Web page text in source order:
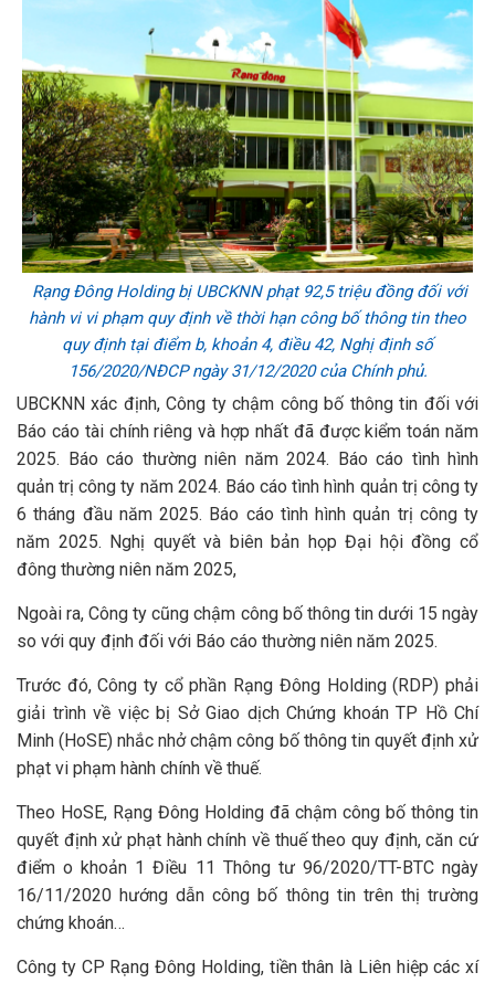
Rạng Đông Holding bị UBCKNN phạt 92,5 triệu đồng đối với
hành vi vi phạm quy định về thời hạn công bố thông tin theo
quy định tại điểm b, khoản 4, điều 42, Nghị định số
156/2020/NĐCP ngày 31/12/2020 của Chính phủ.
UBCKNN xác định, Công ty chậm công bố thông tin đối với
Báo cáo tài chính riêng và hợp nhất đã được kiểm toán năm
2025. Báo cáo thường niên năm 2024. Báo cáo tình hình
quản trị công ty năm 2024. Báo cáo tình hình quản trị công ty
6 tháng đầu năm 2025. Báo cáo tình hình quản trị công ty
năm 2025. Nghị quyết và biên bản họp Đại hội đồng cổ
đông thường niên năm 2025,
Ngoài ra, Công ty cũng chậm công bố thông tin dưới 15 ngày
so với quy định đối với Báo cáo thường niên năm 2025.
Trước đó, Công ty cổ phần Rạng Đông Holding (RDP) phải
giải trình về việc bị Sở Giao dịch Chứng khoán TP Hồ Chí
Minh (HoSE) nhắc nhở chậm công bố thông tin quyết định xử
phạt vi phạm hành chính về thuế.
Theo HoSE, Rạng Đông Holding đã chậm công bố thông tin
quyết định xử phạt hành chính về thuế theo quy định, căn cứ
điểm o khoản 1 Điều 11 Thông tư 96/2020/TT-BTC ngày
16/11/2020 hướng dẫn công bố thông tin trên thị trường
chứng khoán…
Công ty CP Rạng Đông Holding, tiền thân là Liên hiệp các xí